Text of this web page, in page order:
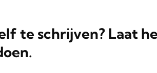
te schrijven? Laat